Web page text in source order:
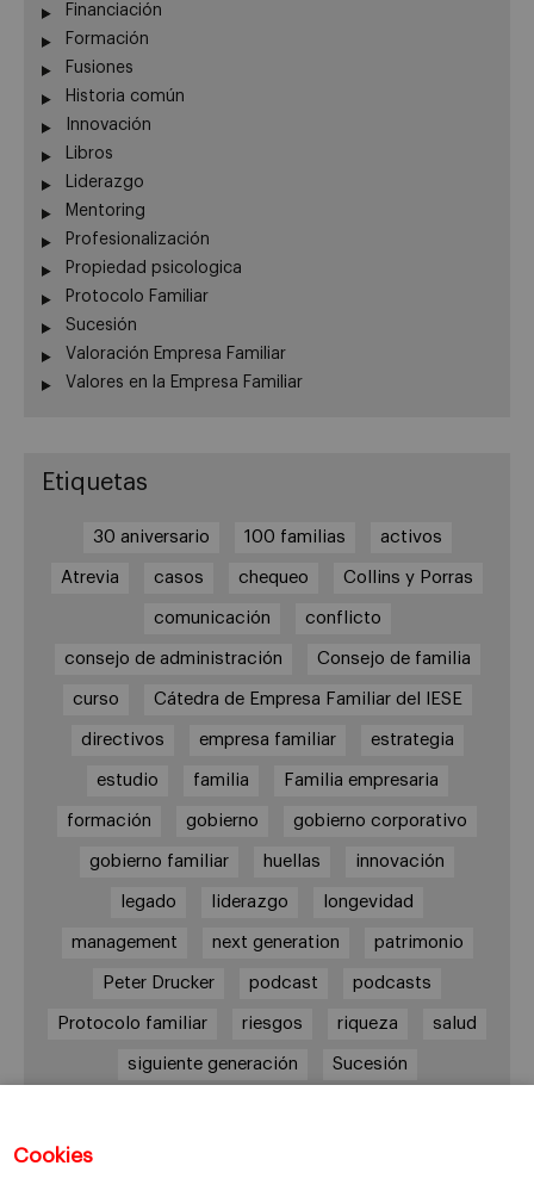
Cookies
Financiación
Formación
Fusiones
Historia común
Innovación
Libros
Liderazgo
Mentoring
Profesionalización
Propiedad psicologica
Protocolo Familiar
Sucesión
Valoración Empresa Familiar
Valores en la Empresa Familiar
Etiquetas
30 aniversario 100 familias activos
Atrevia casos chequeo Collins y Porras
comunicación conflicto
consejo de administración Consejo de familia
curso Cátedra de Empresa Familiar del IESE
directivos empresa familiar estrategia
estudio familia Familia empresaria
formación gobierno gobierno corporativo
gobierno familiar huellas innovación
legado liderazgo longevidad
management next generation patrimonio
Peter Drucker podcast podcasts
Protocolo familiar riesgos riqueza salud
siguiente generación Sucesión